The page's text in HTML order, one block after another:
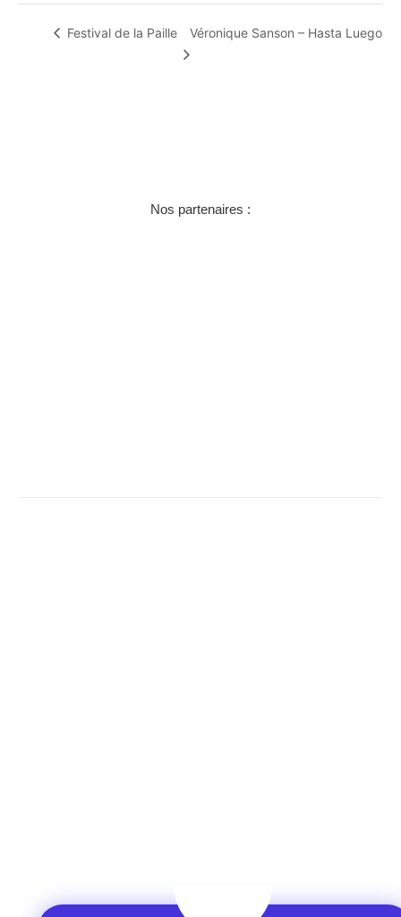
Festival de la Paille Véronique Sanson – Hasta Luego
Nos partenaires :